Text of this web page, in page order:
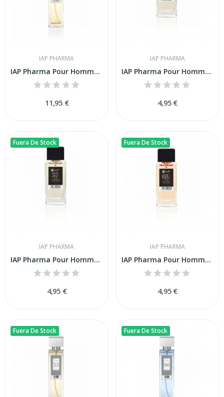
IAP PHARMA
IAP Pharma Pour Homme Nº 69 150 ml
11,95 €
IAP PHARMA
IAP Pharma Pour Homme Nº 55 50ml
4,95 €
Fuera De Stock
IAP PHARMA
IAP Pharma Pour Homme Nº 57 50ml
4,95 €
Fuera De Stock
IAP PHARMA
IAP Pharma Pour Homme Nº 69 50ml
4,95 €
Fuera De Stock Fuera De Stock